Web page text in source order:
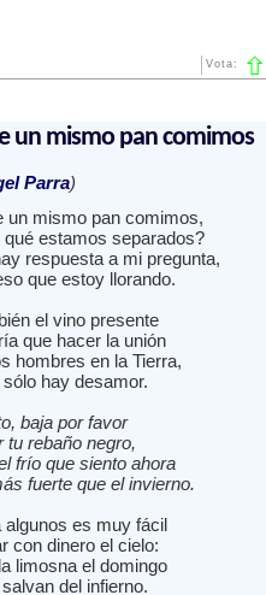
Vota:
un mismo pan comimos
Parra)
un mismo pan comimos,
qué estamos separados?
respuesta a mi pregunta,
que estoy llorando.
el vino presente
que hacer la unión
hombres en la Tierra,
sólo hay desamor.
baja por favor
tu rebaño negro,
frío que siento ahora
fuerte que el invierno.
algunos es muy fácil
con dinero el cielo:
limosna el domingo
del infierno.